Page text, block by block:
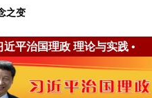
之变
近平治国理政 理论与实践•